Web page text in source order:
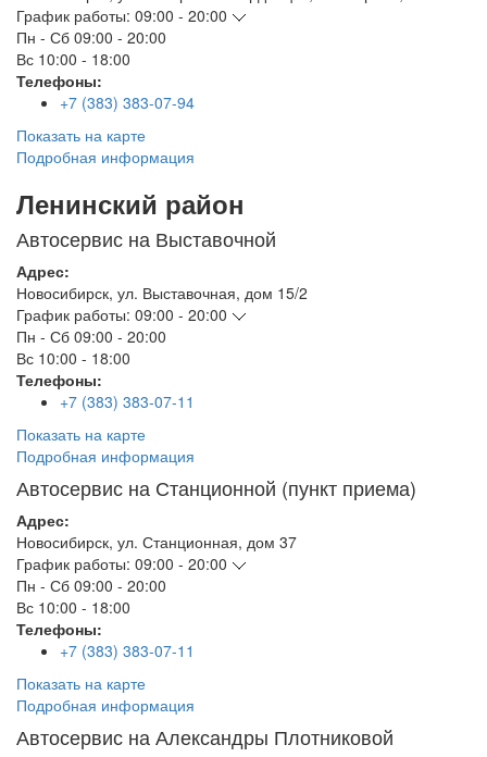
График работы: 09:00 - 20:00
Пн - Сб 09:00 - 20:00
Вс 10:00 - 18:00
Телефоны:
+7 (383) 383-07-94
Показать на карте
Подробная информация
Ленинский район
Автосервис на Выставочной
Адрес:
Новосибирск, ул. Выставочная, дом 15/2
График работы: 09:00 - 20:00
Пн - Сб 09:00 - 20:00
Вс 10:00 - 18:00
Телефоны:
+7 (383) 383-07-11
Показать на карте
Подробная информация
Автосервис на Станционной (пункт приема)
Адрес:
Новосибирск, ул. Станционная, дом 37
График работы: 09:00 - 20:00
Пн - Сб 09:00 - 20:00
Вс 10:00 - 18:00
Телефоны:
+7 (383) 383-07-11
Показать на карте
Подробная информация
Автосервис на Александры Плотниковой